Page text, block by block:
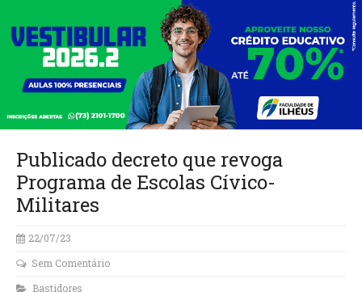
Publicado decreto que revoga
Programa de Escolas Cívico-
Militares
22/07/23
Sem Comentário
Bastidores